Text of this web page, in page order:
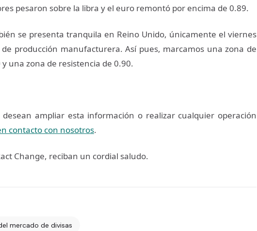
pesaron sobre la libra y el euro remontó por encima de 0.89.
se presenta tranquila en Reino Unido, únicamente el viernes
producción manufacturera. Así pues, marcamos una zona de
una zona de resistencia de 0.90.
desean ampliar esta información o realizar cualquier operación
contacto con nosotros.
Change, reciban un cordial saludo.
mercado de divisas